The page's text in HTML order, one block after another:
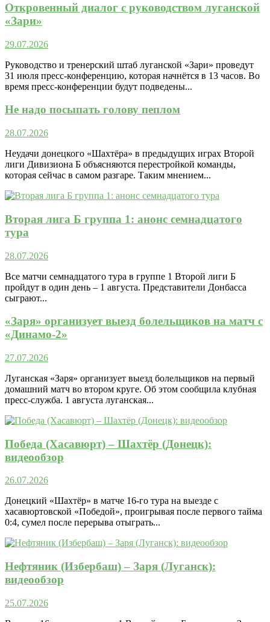
Откровенный диалог с руководством луганской
«Зари»
29.07.2026
Руководство и тренерский штаб луганской «Зари» проведут
31 июля пресс-конференцию, которая начнётся в 13 часов. Во
время пресс-конференции будут подведены...
Не надо посыпать голову пеплом
28.07.2026
Неудачи донецкого «Шахтёра» в предыдущих играх Второй
лиги Дивизиона Б объясняются перестройкой команды,
которая сейчас в самом разгаре. Таким мнением...
Вторая лига Б группа 1: анонс семнадцатого
тура
28.07.2026
Все матчи семнадцатого тура в группе 1 Второй лиги Б
пройдут в один день – 1 августа. Представители Донбасса
сыграют...
«Заря» организует выезд болельщиков на матч с
«Динамо-2»
27.07.2026
Луганская «Заря» организует выезд болельщиков на первый
домашний матч во втором круге. Об этом сообщила клубная
пресс-служба. 1 августа луганская...
Победа (Хасавюрт) – Шахтёр (Донецк):
видеообзор
26.07.2026
Донецкий «Шахтёр» в матче 16-го тура на выезде с
хасавюртовской «Победой», проигрывая после первого тайма
0:4, сумел после перерыва отыграть...
Нефтяник (Избербаш) – Заря (Луганск):
видеообзор
25.07.2026